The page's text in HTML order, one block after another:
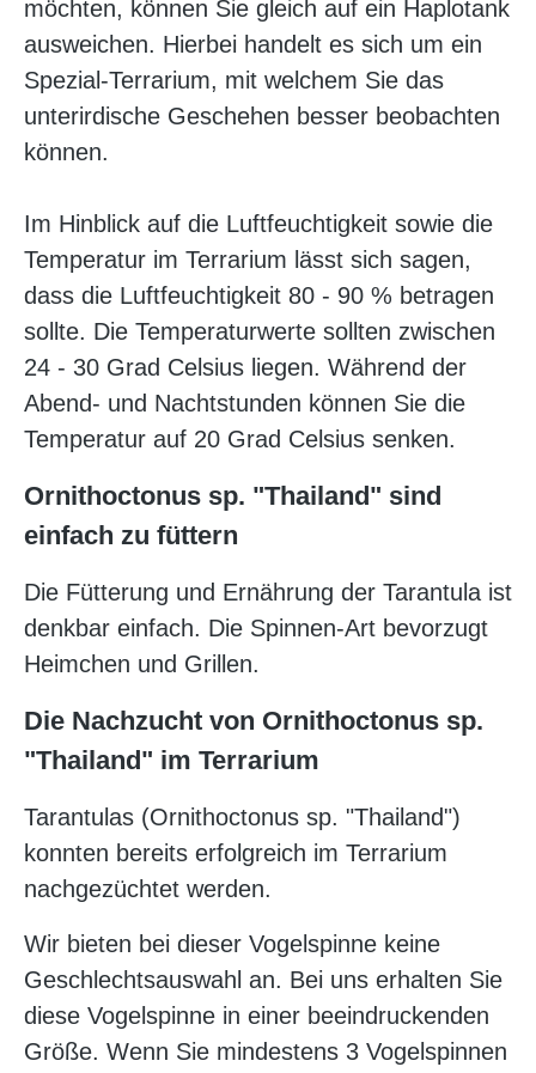
möchten, können Sie gleich auf ein Haplotank
ausweichen. Hierbei handelt es sich um ein
Spezial-Terrarium, mit welchem Sie das
unterirdische Geschehen besser beobachten
können.
Im Hinblick auf die Luftfeuchtigkeit sowie die
Temperatur im Terrarium lässt sich sagen,
dass die Luftfeuchtigkeit 80 - 90 % betragen
sollte. Die Temperaturwerte sollten zwischen
24 - 30 Grad Celsius liegen. Während der
Abend- und Nachtstunden können Sie die
Temperatur auf 20 Grad Celsius senken.
Ornithoctonus sp. "Thailand" sind
einfach zu füttern
Die Fütterung und Ernährung der Tarantula ist
denkbar einfach. Die Spinnen-Art bevorzugt
Heimchen und Grillen.
Die Nachzucht von Ornithoctonus sp.
"Thailand" im Terrarium
Tarantulas (Ornithoctonus sp. "Thailand")
konnten bereits erfolgreich im Terrarium
nachgezüchtet werden.
Wir bieten bei dieser Vogelspinne keine
Geschlechtsauswahl an. Bei uns erhalten Sie
diese Vogelspinne in einer beeindruckenden
Größe. Wenn Sie mindestens 3 Vogelspinnen